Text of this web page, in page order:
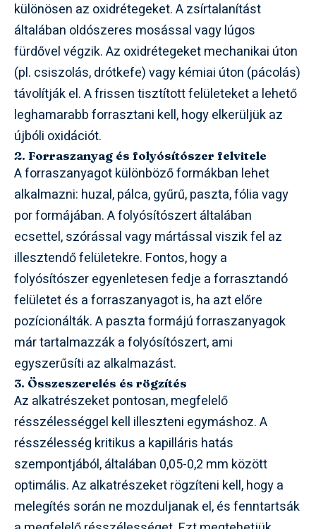
különösen az oxidrétegeket. A zsírtalanítást
általában oldószeres mosással vagy lúgos
fürdővel végzik. Az oxidrétegeket mechanikai úton
(pl. csiszolás, drótkefe) vagy kémiai úton (pácolás)
távolítják el. A frissen tisztított felületeket a lehető
leghamarabb forrasztani kell, hogy elkerüljük az
újbóli oxidációt.
2. Forraszanyag és folyósítószer felvitele
A forraszanyagot különböző formákban lehet
alkalmazni: huzal, pálca, gyűrű, paszta, fólia vagy
por formájában. A folyósítószert általában
ecsettel, szórással vagy mártással viszik fel az
illesztendő felületekre. Fontos, hogy a
folyósítószer egyenletesen fedje a forrasztandó
felületet és a forraszanyagot is, ha azt előre
pozícionálták. A paszta formájú forraszanyagok
már tartalmazzák a folyósítószert, ami
egyszerűsíti az alkalmazást.
3. Összeszerelés és rögzítés
Az alkatrészeket pontosan, megfelelő
résszélességgel kell illeszteni egymáshoz. A
résszélesség kritikus a kapilláris hatás
szempontjából, általában 0,05-0,2 mm között
optimális. Az alkatrészeket rögzíteni kell, hogy a
melegítés során ne mozduljanak el, és fenntartsák